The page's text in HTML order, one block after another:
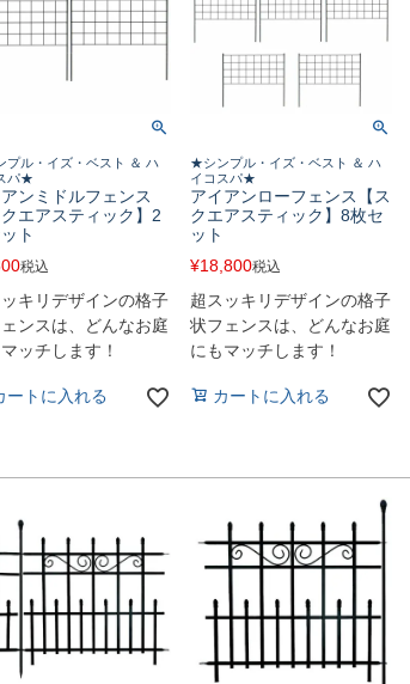
プル・イズ・ベスト ＆ ハ
パ★
ンミドルフェンス
クエアスティック】2
ト
税込
キリデザインの格子
ンスは、どんなお庭
ッチします！
ートに入れる
★シンプル・イズ・ベスト ＆ ハ
イコスパ★
アイアンローフェンス【ス
クエアスティック】8枚セ
ット
¥18,800税込
超スッキリデザインの格子
状フェンスは、どんなお庭
にもマッチします！
カートに入れる